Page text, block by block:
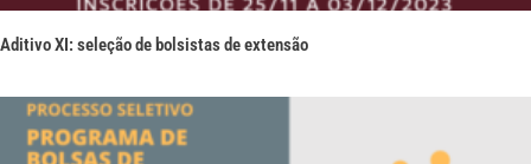
Aditivo XI: seleção de bolsistas de extensão